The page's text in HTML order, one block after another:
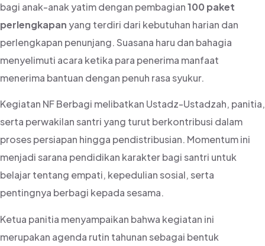
bagi anak-anak yatim dengan pembagian100 paket
perlengkapan yang terdiri dari kebutuhan harian dan
perlengkapan penunjang. Suasana haru dan bahagia
menyelimuti acara ketika para penerima manfaat
menerima bantuan dengan penuh rasa syukur.
Kegiatan NF Berbagi melibatkan Ustadz-Ustadzah, panitia,
serta perwakilan santri yang turut berkontribusi dalam
proses persiapan hingga pendistribusian. Momentum ini
menjadi sarana pendidikan karakter bagi santri untuk
belajar tentang empati, kepedulian sosial, serta
pentingnya berbagi kepada sesama.
Ketua panitia menyampaikan bahwa kegiatan ini
merupakan agenda rutin tahunan sebagai bentuk